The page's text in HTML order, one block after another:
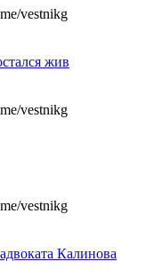
vestnikg
жив
vestnikg
vestnikg
Калинова